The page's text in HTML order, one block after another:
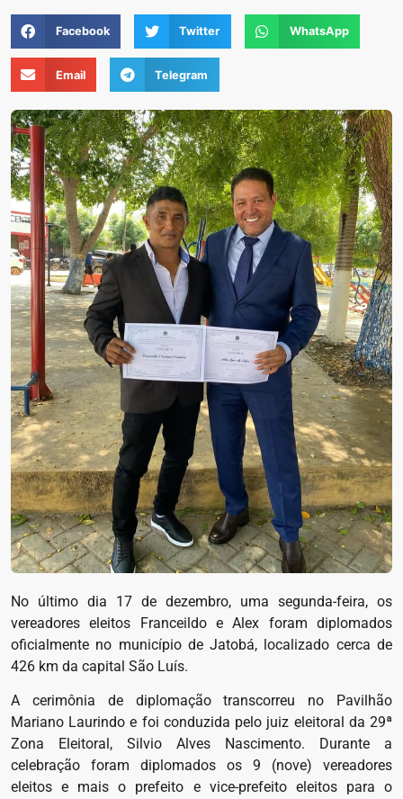
Facebook Twitter WhatsApp
Email Telegram
No último dia 17 de dezembro, uma segunda-feira, os
vereadores eleitos Franceildo e Alex foram diplomados
oficialmente no município de Jatobá, localizado cerca de
426 km da capital São Luís.
A cerimônia de diplomação transcorreu no Pavilhão
Mariano Laurindo e foi conduzida pelo juiz eleitoral da 29ª
Zona Eleitoral, Silvio Alves Nascimento. Durante a
celebração foram diplomados os 9 (nove) vereadores
eleitos e mais o prefeito e vice-prefeito eleitos para o